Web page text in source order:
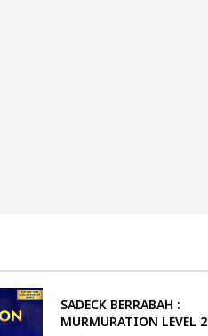
SADECK BERRABAH :
MURMURATION LEVEL 2